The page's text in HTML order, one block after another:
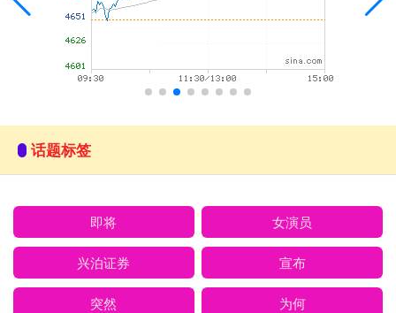
话题标签
即将 女演员
兴泊证券 宣布
突然 为何